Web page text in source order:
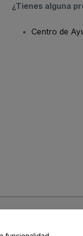
¿Tienes alguna
Centro de